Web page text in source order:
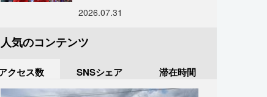
2026.07.31
人気のコンテンツ
クセス数 SNSシェア 滞在時間